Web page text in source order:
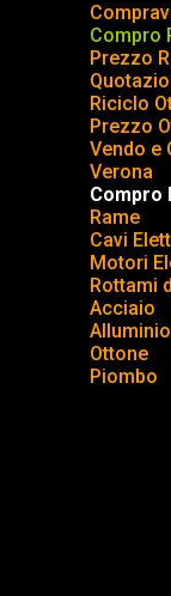
Compro
Prezzo
Riciclo
Prezzo
Vendo e
Verona
Compro
Rame
Cavi
Motori
Rottami
Acciaio
Alluminio
Ottone
Piombo